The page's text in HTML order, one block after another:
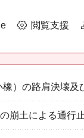
閲覧支援
）の路肩決壊及
崩土による通行